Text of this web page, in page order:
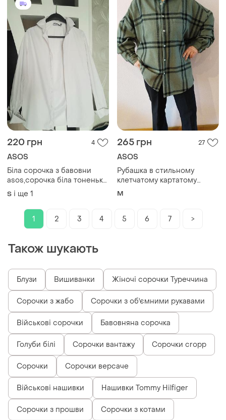
220 грн 4
ASOS
Біла сорочка з бавовни
asos,сорочка біла тоненька
бавовна
S і ще 1
265 грн 27
ASOS
Рубашка в стильному
клетчатому картатому
принті💚
M
1 2 3 4 5 6 7 >
Також шукають
Блузи Вишиванки Жіночі сорочки Туреччина
Сорочки з жабо Сорочки з об'ємними рукавами
Військові сорочки Бавовняна сорочка
Голуби білі Сорочки вантажу Сорочки cropp
Сорочки Сорочки версаче
Військові нашивки Нашивки Tommy Hilfiger
Сорочки з прошви Сорочки з котами